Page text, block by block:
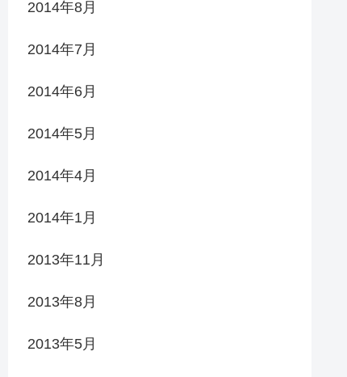
2014年8月
2014年7月
2014年6月
2014年5月
2014年4月
2014年1月
2013年11月
2013年8月
2013年5月